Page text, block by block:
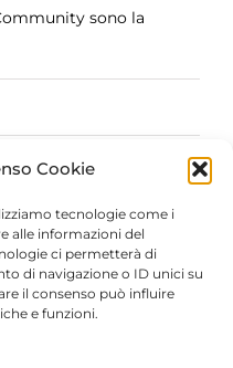
Cookie
tecnologie come i
alle informazioni del
ci permetterà di
di navigazione o ID unici su
il consenso può influire
e funzioni.
sono la
parla il
dal
da ciò che non